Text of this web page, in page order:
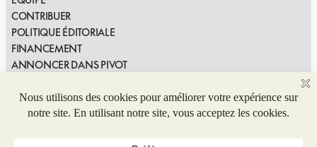
CONTRIBUER
POLITIQUE ÉDITORIALE
FINANCEMENT
ANNONCER DANS PIVOT
SIGNALER UNE ERREUR
NOUS JOINDRE